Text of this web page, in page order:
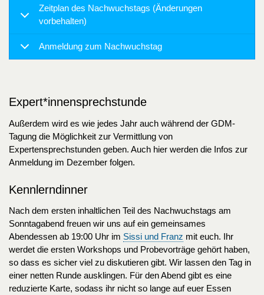
Zeitplan des Nachwuchstags (Änderungen
vorbehalten)
Anmeldung zum Nachwuchstag
Expert*innensprechstunde
Außerdem wird es wie jedes Jahr auch während der GDM-
Tagung die Möglichkeit zur Vermittlung von
Expertensprechstunden geben. Auch hier werden die Infos zur
Anmeldung im Dezember folgen.
Kennlerndinner
Nach dem ersten inhaltlichen Teil des Nachwuchstags am
Sonntagabend freuen wir uns auf ein gemeinsames
Abendessen ab 19:00 Uhr im Sissi und Franz mit euch. Ihr
werdet die ersten Workshops und Probevorträge gehört haben,
so dass es sicher viel zu diskutieren gibt. Wir lassen den Tag in
einer netten Runde ausklingen. Für den Abend gibt es eine
reduzierte Karte, sodass ihr nicht so lange auf euer Essen